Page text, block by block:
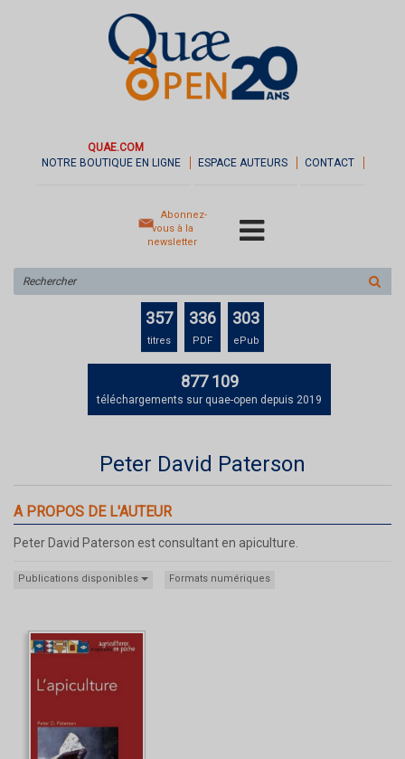
QUAE.COM
NOTRE BOUTIQUE EN LIGNE
ESPACE AUTEURS CONTACT
Abonnez-
vous à la
newsletter
sur
le
357
titres
336
PDF
303
ePub
877 109
téléchargements sur quae-open depuis 2019
Peter David Paterson
A PROPOS DE L'AUTEUR
Peter David Paterson est consultant en apiculture.
Publications disponibles Formats numériques